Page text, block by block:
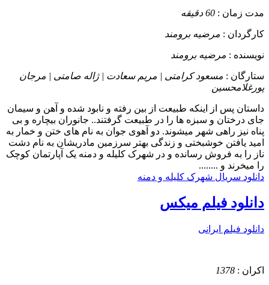
مدت زمان : 60 دقیقه
کارگردان : مرضیه برومند
نویسنده : مرضیه برومند
ستارگان : مسعود کرامتی | مریم سعادت | ژاله صامتی | مرجان
پورغلامحسین
داستان پس از اینکه طبیعت از بین رفته و نابود شده و آهن و سیمان
جای درختان و سبزه ها را در طبیعت گرفتند.. جانوران بیچاره و بی
پناه نیز راهی شهر میشوند. دو آهوی جوان به نام های ختن و خمار به
امید یافتن خوشبختی و زندگی بهتر سرزمین مادریشان به نام دشت
ناز را به فروش رسانده و در شهرک کلیله و دمنه یک آپارتمان کوچک
را میخرند و ........
دانلود سریال شهرک کلیله و دمنه
دانلود فیلم میکس
دانلود فیلم ایرانی
اکران : 1378